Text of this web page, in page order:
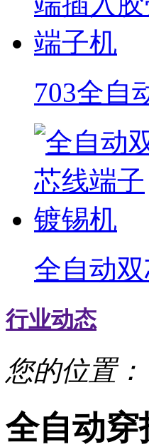
703全自
全自动
行业动态
您的位置：
全自动